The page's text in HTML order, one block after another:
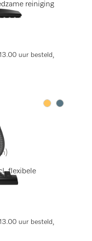
reiniging
uur besteld,
Kleur:Kleur:
flexibele
uur besteld,